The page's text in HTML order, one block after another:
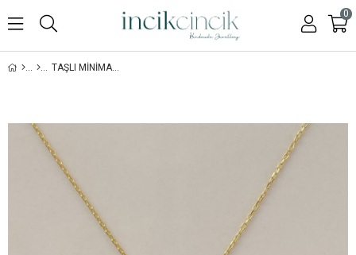
0
TAŞLI MINIMAL ANKA KUŞU KOLYE - 925 AYAR GÜMÜŞ